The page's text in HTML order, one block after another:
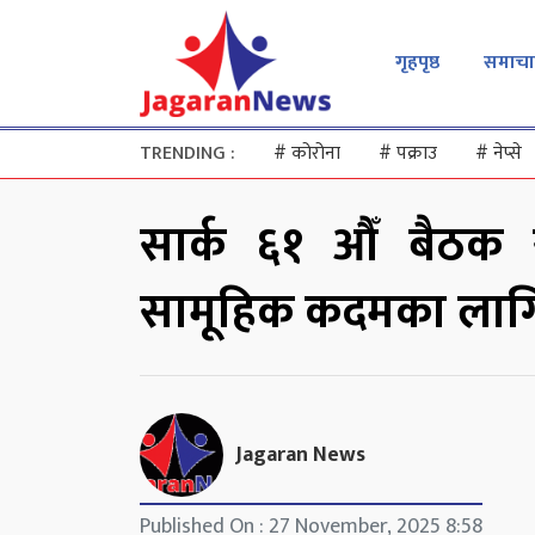
गृहपृष्ठ
TRENDING : #कोरोना #पक्राउ #नेप्से
सार्क ६१ औँ बैठक
सामूहिक कदमका
Jagaran News
Published On : 27 November, 2025 8:58